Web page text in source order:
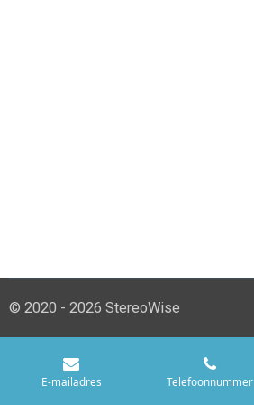
© 2020 - 2026 StereoWise
E-mailadres Telefoonnummer